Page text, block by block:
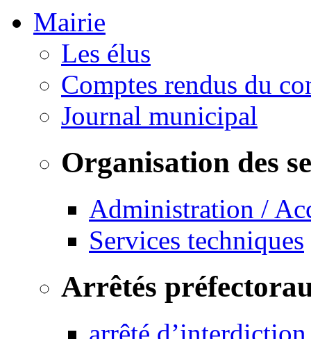
Mairie
Les élus
Comptes rendus du
Journal municipal
Organisation des
Administration /
Services techniques
Arrêtés
arrêté